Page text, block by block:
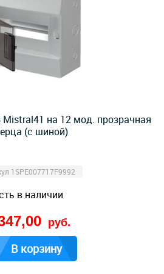
Mistral41 на 12 мод. прозрачная
(с шиной)
1SPE007717F9992
в наличии
руб.
В корзину